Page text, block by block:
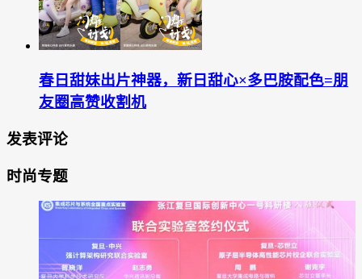
春日甜妹出片神器，新日甜心×多巴胺配色=朋
友圈高赞收割机
发表评论
时尚专题